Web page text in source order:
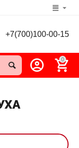
+7(700)100-00-15
0